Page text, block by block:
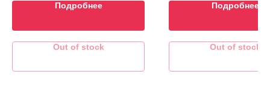
Подробнее
Out of stock
Подробнее
Out of stock